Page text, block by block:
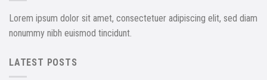
Lorem ipsum dolor sit amet, consectetuer adipiscing elit, sed diam
nonummy nibh euismod tincidunt.
LATEST POSTS